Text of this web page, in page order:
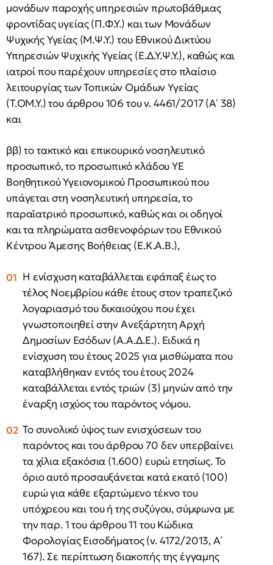
μονάδων παροχής υπηρεσιών πρωτοβάθμιας
φροντίδας υγείας (Π.Φ.Υ.) και των Μονάδων
Ψυχικής Υγείας (Μ.Ψ.Υ.) του Εθνικού Δικτύου
Υπηρεσιών Ψυχικής Υγείας (Ε.Δ.Υ.Ψ.Υ.), καθώς και
ιατροί που παρέχουν υπηρεσίες στο πλαίσιο
λειτουργίας των Τοπικών Ομάδων Υγείας
(Τ.ΟΜ.Υ.) του άρθρου 106 του ν. 4461/2017 (Α΄ 38)
και
ββ) το τακτικό και επικουρικό νοσηλευτικό
προσωπικό, το προσωπικό κλάδου ΥΕ
Βοηθητικού Υγειονομικού Προσωπικού που
υπάγεται στη νοσηλευτική υπηρεσία, το
παραϊατρικό προσωπικό, καθώς και οι οδηγοί
και τα πληρώματα ασθενοφόρων του Εθνικού
Κέντρου Άμεσης Βοήθειας (Ε.Κ.Α.Β.),
Η ενίσχυση καταβάλλεται εφάπαξ έως το
τέλος Νοεμβρίου κάθε έτους στον τραπεζικό
λογαριασμό του δικαιούχου που έχει
γνωστοποιηθεί στην Ανεξάρτητη Αρχή
Δημοσίων Εσόδων (Α.Α.Δ.Ε.). Ειδικά η
ενίσχυση του έτους 2025 για μισθώματα που
καταβλήθηκαν εντός του έτους 2024
καταβάλλεται εντός τριών (3) μηνών από την
έναρξη ισχύος του παρόντος νόμου.
Το συνολικό ύψος των ενισχύσεων του
παρόντος και του άρθρου 70 δεν υπερβαίνει
τα χίλια εξακόσια (1.600) ευρώ ετησίως. Το
όριο αυτό προσαυξάνεται κατά εκατό (100)
ευρώ για κάθε εξαρτώμενο τέκνο του
υπόχρεου και του ή της συζύγου, σύμφωνα με
την παρ. 1 του άρθρου 11 του Κώδικα
Φορολογίας Εισοδήματος (ν. 4172/2013, Α΄
167). Σε περίπτωση διακοπής της έγγαμης